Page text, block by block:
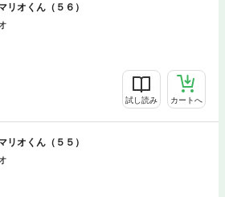
リオくん（５６）
試し読み カートへ
リオくん（５５）